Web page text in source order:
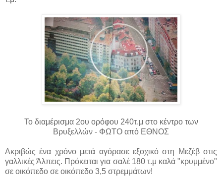
Το διαμέρισμα 2ου ορόφου 240τ.μ στο κέντρο των
Βρυξελλών - ΦΩΤΟ από ΕΘΝΟΣ
Ακριβώς ένα χρόνο μετά αγόρασε εξοχικό στη Μεζέβ στις
γαλλικές Άλπεις. Πρόκειται για σαλέ 180 τ.μ καλά "κρυμμένο"
σε οικόπεδο σε οικόπεδο 3,5 στρεμμάτων!